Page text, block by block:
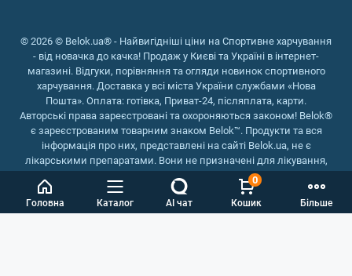
Головна Каталог AI чат Кошик
0
Більше
© 2026 © Belok.ua® - Найвигідніші ціни на Спортивне харчування
- від новачка до качка! Продаж у Києві та Україні в інтернет-
магазині. Відгуки, порівняння та огляди новинок спортивного
харчування. Доставка у всі міста України службами «Нова
Пошта». Оплата: готівка, Приват-24, післяплата, карти.
Авторські права зареєстровані та охороняються законом! Belok®
є зареєстрованим товарним знаком Belok™. Продукти та вся
інформація про них, представлені на сайті Belok.ua, не є
лікарськими препаратами. Вони не призначені для лікування,
зняття симптомів та запобігання хворобам.
Інтернет магазин Belok.ua
Інтернет магазин спортивного
харчування